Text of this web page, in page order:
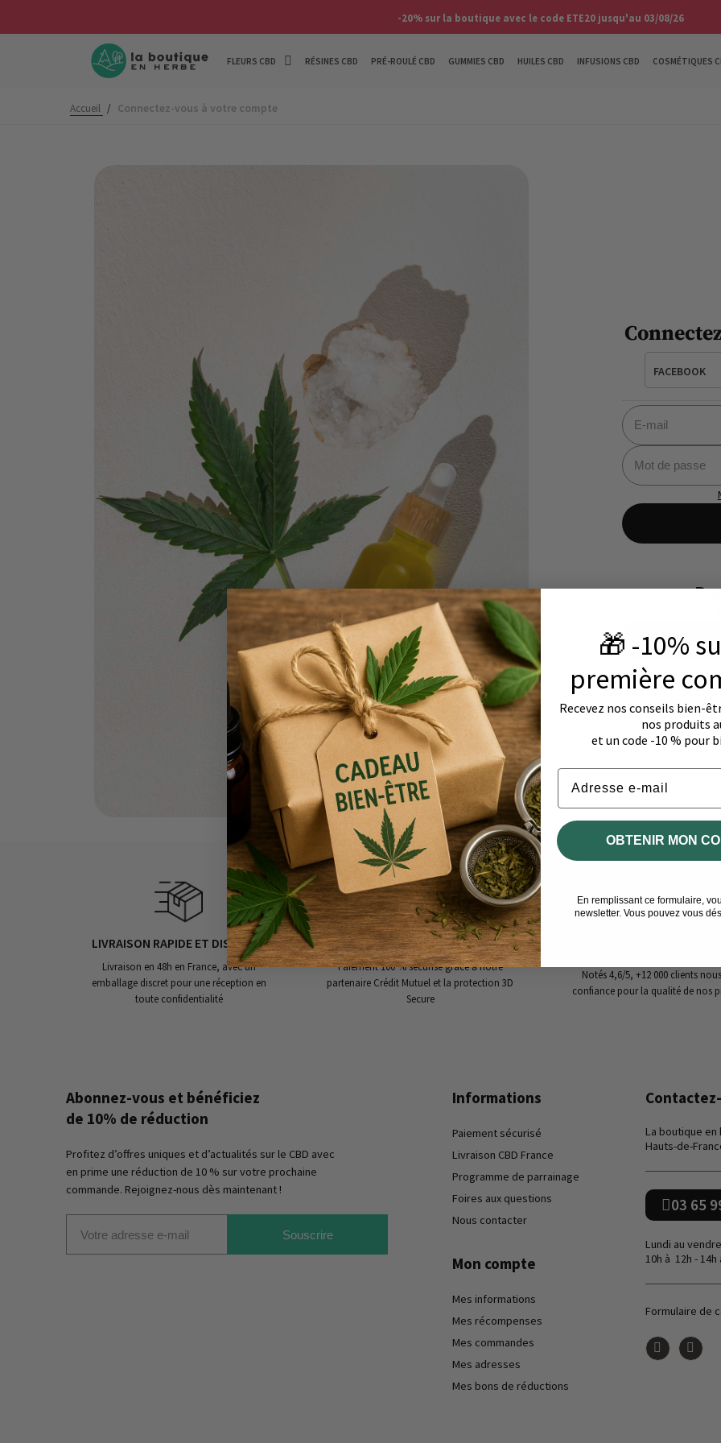
-20% sur la boutique avec le code ETE20 jusqu'au 03/08/26
FLEURS CBD RÉSINES CBD PRÉ-ROULÉ CBD GUMMIES CBD HUILES CBD INFUSIONS CBD COSMÉTIQUES
Accueil / Connectez-vous à votre compte
FACEBOOK
LIVRAISON RAPIDE ET DISCRÈTE
Livraison en 48h en France, avec un
emballage discret pour une réception en
toute confidentialité
PAIEMENT SÉCURISÉ
Paiement 100 % sécurisé grâce à notre
partenaire Crédit Mutuel et la protection 3D
Secure
Notés 4,6/5, +12 000 clients
confiance pour la qualité de nos
Abonnez-vous et bénéficiez
de 10% de réduction
Profitez d’offres uniques et d’actualités sur le CBD avec
en prime une réduction de 10 % sur votre prochaine
commande. Rejoignez-nous dès maintenant !
Souscrire
Informations
Paiement sécurisé
Livraison CBD France
Programme de parrainage
Foires aux questions
Nous contacter
Mon compte
Mes informations
Mes récompenses
Mes commandes
Mes adresses
Mes bons de réductions
La boutique en
Hauts-de-
03 65
Lundi au
10h à 12h - 14h
Formulaire de
🎁 -10%
première
Recevez nos conseils bien-
nos produits
et un code -10 % pour
Email
OBTENIR MON
En remplissant ce formulaire,
newsletter. Vous pouvez vous